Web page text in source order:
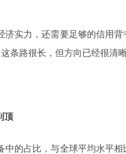
济实力，还需要足够的信用
条路很长，但方向已经很清
顶
中的占比，与全球平均水平